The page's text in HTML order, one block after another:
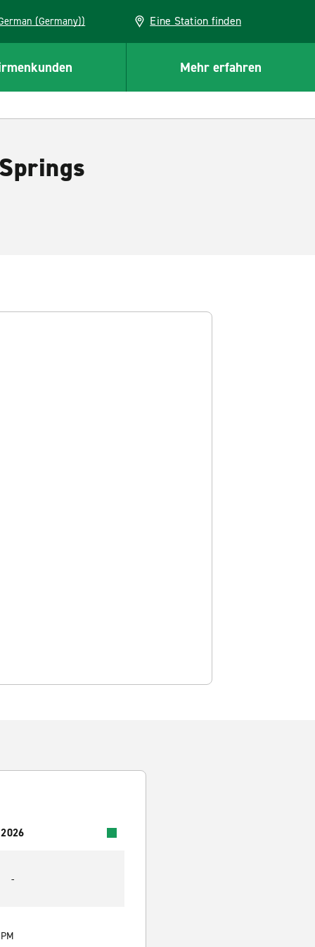
(German (Germany)) Eine Station finden
Mehr erfahren
-